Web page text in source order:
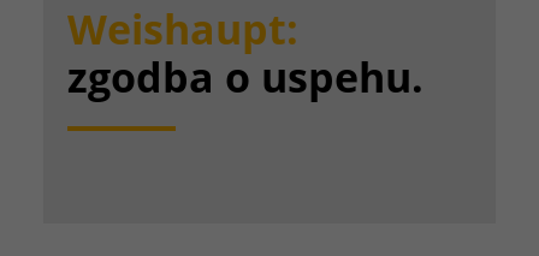
Weishaupt:
zgodba o uspehu.